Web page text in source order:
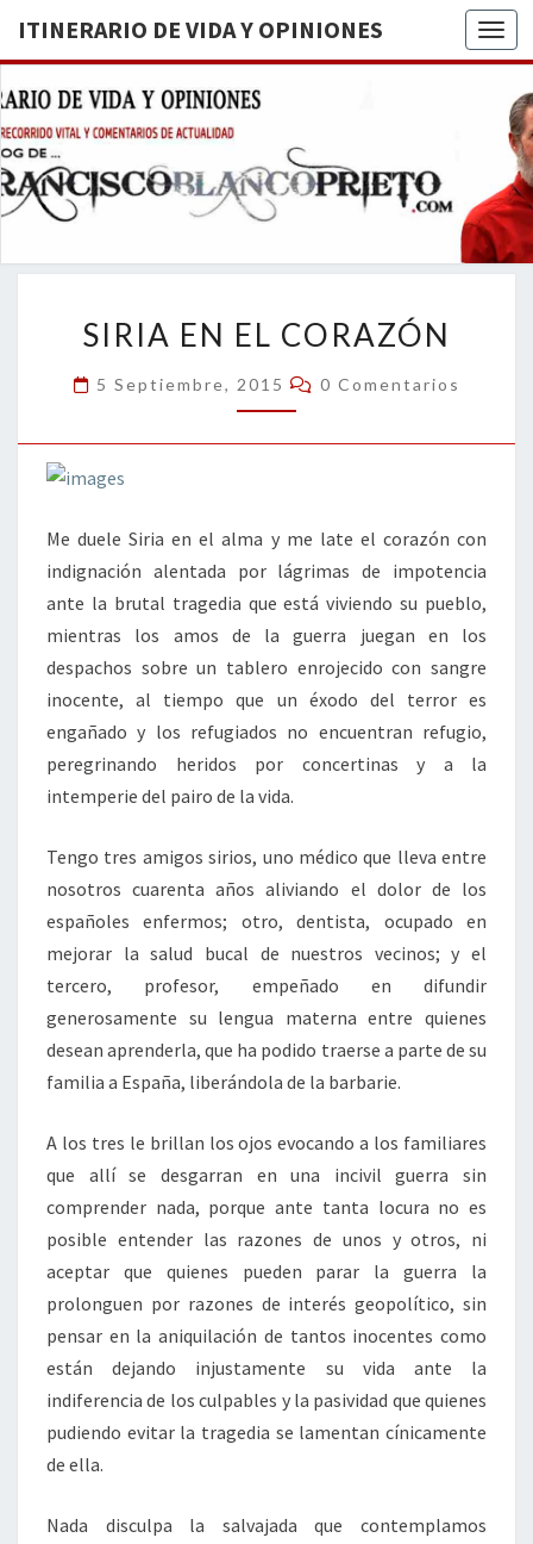
ITINERARIO DE VIDA Y OPINIONES
DE
BREVE
RECORRIDO
VITAL Y
ACTUALIDAD
EN
CORAZÓN
SIRIA EN EL CORAZÓN
5 Septiembre, 2015 Comentarios
0 Comentarios
Me duele Siria en el alma y me late el corazón con
indignación alentada por lágrimas de impotencia
ante la brutal tragedia que está viviendo su pueblo,
mientras los amos de la guerra juegan en los
despachos sobre un tablero enrojecido con sangre
inocente, al tiempo que un éxodo del terror es
engañado y los refugiados no encuentran refugio,
peregrinando heridos por concertinas y a la
intemperie del pairo de la vida.
Tengo tres amigos sirios, uno médico que lleva entre
nosotros cuarenta años aliviando el dolor de los
españoles enfermos; otro, dentista, ocupado en
mejorar la salud bucal de nuestros vecinos; y el
tercero, profesor, empeñado en difundir
generosamente su lengua materna entre quienes
desean aprenderla, que ha podido traerse a parte de su
familia a España, liberándola de la barbarie.
A los tres le brillan los ojos evocando a los familiares
que allí se desgarran en una incivil guerra sin
comprender nada, porque ante tanta locura no es
posible entender las razones de unos y otros, ni
aceptar que quienes pueden parar la guerra la
prolonguen por razones de interés geopolítico, sin
pensar en la aniquilación de tantos inocentes como
están dejando injustamente su vida ante la
indiferencia de los culpables y la pasividad que quienes
pudiendo evitar la tragedia se lamentan cínicamente
de ella.
Nada disculpa la salvajada que contemplamos